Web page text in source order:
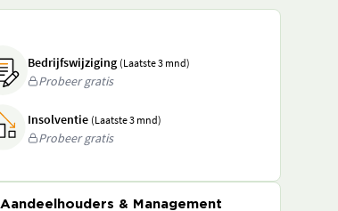
Bedrijfswijziging (Laatste 3 mnd)
Probeer gratis
Insolventie (Laatste 3 mnd)
Probeer gratis
Aandeelhouders & Management